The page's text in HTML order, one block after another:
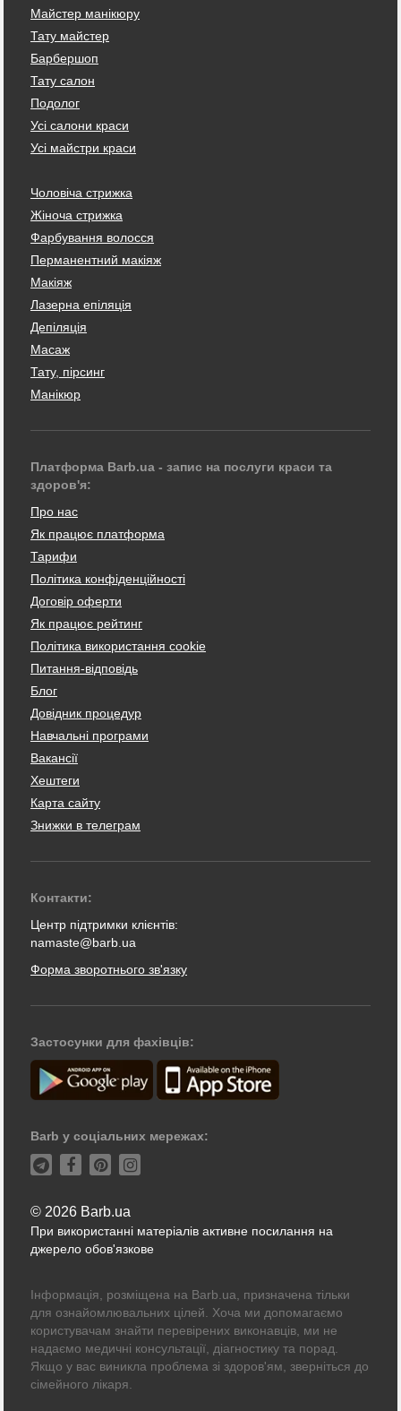
Майстер манікюру
Тату майстер
Барбершоп
Тату салон
Подолог
Усі салони краси
Усі майстри краси
Чоловіча стрижка
Жіноча стрижка
Фарбування волосся
Перманентний макіяж
Макіяж
Лазерна епіляція
Депіляція
Масаж
Тату, пірсинг
Манікюр
Платформа Barb.ua - запис на послуги краси та
здоров'я:
Про нас
Як працює платформа
Тарифи
Політика конфіденційності
Договір оферти
Як працює рейтинг
Політика використання cookie
Питання-відповідь
Блог
Довідник процедур
Навчальні програми
Вакансії
Хештеги
Карта сайту
Знижки в телеграм
Контакти:
Центр підтримки клієнтів:
namaste@barb.ua
Форма зворотнього зв'язку
Застосунки для фахівців:
Barb у соціальних мережах:
© 2026 Barb.ua
При використанні матеріалів активне посилання на
джерело обов'язкове
Інформація, розміщена на Barb.ua, призначена тільки
для ознайомлювальних цілей. Хоча ми допомагаємо
користувачам знайти перевірених виконавців, ми не
надаємо медичні консультації, діагностику та порад.
Якщо у вас виникла проблема зі здоров'ям, зверніться до
сімейного лікаря.